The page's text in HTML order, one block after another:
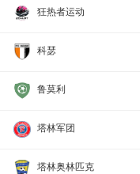
狂热者运动
科瑟
鲁莫利
塔林军团
塔林奥林匹克